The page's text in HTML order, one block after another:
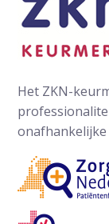
Het ZKN-